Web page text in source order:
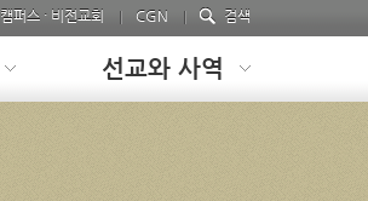
캠퍼스 · 비전교회 CGN 검색
선교와 사역